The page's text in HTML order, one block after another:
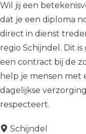
Wil jij een
dat je een diploma
direct in dienst
regio Schijndel. Dit
een contract bij de
help je mensen met
dagelijkse
respecteert.
Schijndel